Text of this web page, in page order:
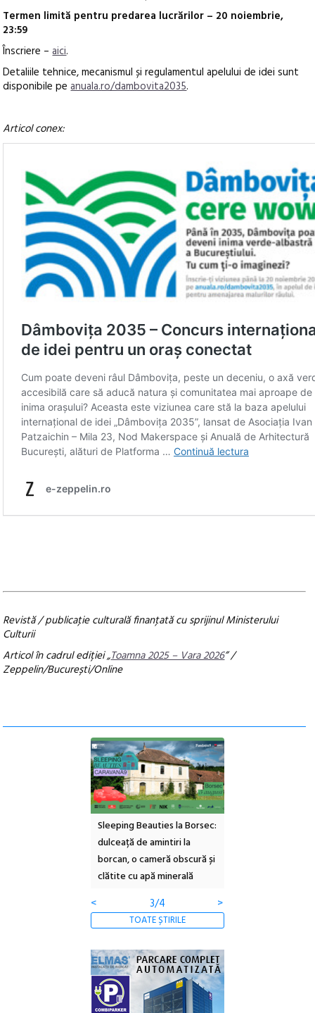
Termen limită pentru predarea lucrărilor – 20 noiembrie,
23:59
Înscriere –aici.
Detaliile tehnice, mecanismul și regulamentul apelului de idei sunt
disponibile peanuala.ro/dambovita2035.
Articol conex:
Revistă / publicaţie culturală finanţată cu sprijinul Ministerului
Culturii
Articol în cadrul ediției „Toamna 2025 – Vara 2026” /
Zeppelin/București/Online
Sleeping Beauties la Borsec:
dulceață de amintiri la
borcan, o cameră obscură și
clătite cu apă minerală
<
3/4 >
TOATE ȘTIRILE